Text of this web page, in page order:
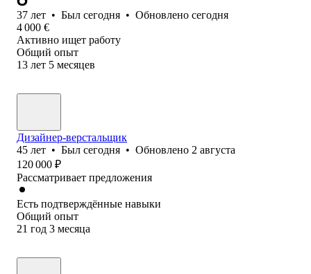
37 лет • Был сегодня • Обновлено сегодня
4 000 €
Активно ищет работу
Общий опыт
13 лет 5 месяцев
Дизайнер-верстальщик
45 лет • Был сегодня • Обновлено 2 августа
120 000 ₽
Рассматривает предложения
Есть подтверждённые навыки
Общий опыт
21 год 3 месяца